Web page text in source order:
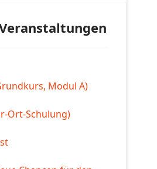
Modul A)
Ort-Schulung)